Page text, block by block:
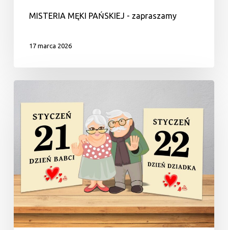
MISTERIA MĘKI PAŃSKIEJ - zapraszamy
17 marca 2026